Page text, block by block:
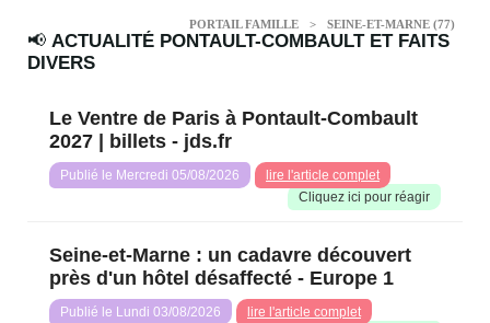
PORTAIL FAMILLE > SEINE-ET-MARNE (77)
📢 ACTUALITÉ PONTAULT-COMBAULT ET FAITS
DIVERS
Le Ventre de Paris à Pontault-Combault
2027 | billets - jds.fr
Publié le Mercredi 05/08/2026
lire l'article complet
Cliquez ici pour réagir️
Seine-et-Marne : un cadavre découvert
près d'un hôtel désaffecté - Europe 1
Publié le Lundi 03/08/2026
lire l'article complet